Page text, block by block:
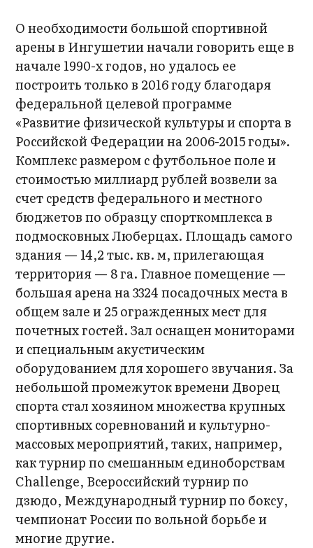
О необходимости большой спортивной
арены в Ингушетии начали говорить еще в
начале 1990-х годов, но удалось ее
построить только в 2016 году благодаря
федеральной целевой программе
«Развитие физической культуры и спорта в
Российской Федерации на 2006-2015 годы».
Комплекс размером с футбольное поле и
стоимостью миллиард рублей возвели за
счет средств федерального и местного
бюджетов по образцу спорткомплекса в
подмосковных Люберцах. Площадь самого
здания — 14,2 тыс. кв. м, прилегающая
территория — 8 га. Главное помещение —
большая арена на 3324 посадочных места в
общем зале и 25 огражденных мест для
почетных гостей. Зал оснащен мониторами
и специальным акустическим
оборудованием для хорошего звучания. За
небольшой промежуток времени Дворец
спорта стал хозяином множества крупных
спортивных соревнований и культурно-
массовых мероприятий, таких, например,
как турнир по смешанным единоборствам
Challenge, Всероссийский турнир по
дзюдо, Международный турнир по боксу,
чемпионат России по вольной борьбе и
многие другие.